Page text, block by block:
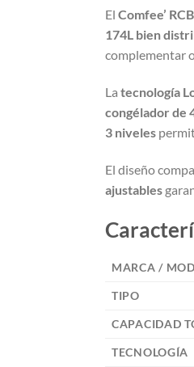
El Comfee’
174L bien
complementar
La tecnología
congélador de
3 niveles
El diseño
ajustables
MARCA /
TIPO
CAPACIDAD
TECNOLOGÍA